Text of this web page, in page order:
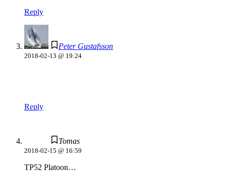
Reply
Peter Gustafsson
2018-02-13 @ 19:24
Reply
Tomas
2018-02-15 @ 16:59
TP52 Platoon…